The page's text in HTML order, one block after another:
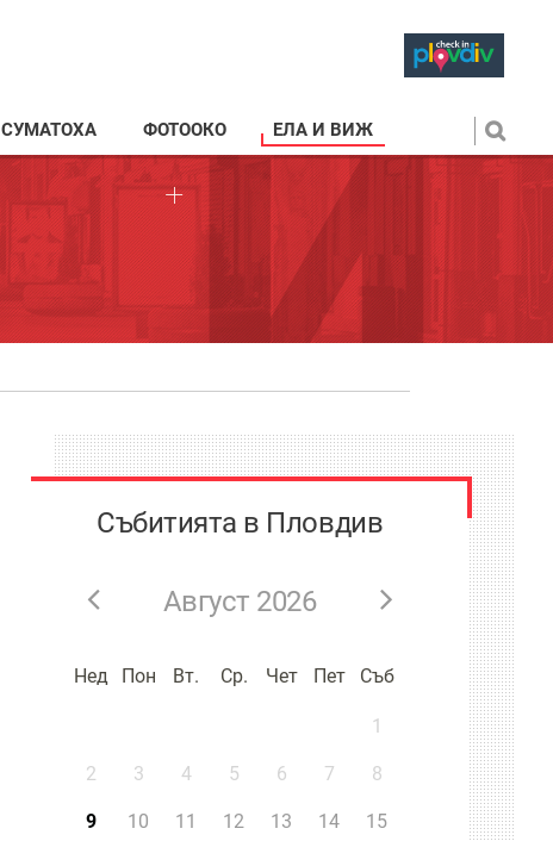
СУМАТОХА ФОТООКО ЕЛА И ВИЖ
Събитията в Пловдив
Август 2026
Нед Пон Вт. Ср. Чет Пет Съб
1
2 3 4 5 6 7 8
9 10 11 12 13 14 15